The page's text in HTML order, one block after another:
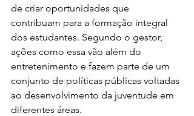
de criar oportunidades que
contribuam para a formação integral
dos estudantes. Segundo o gestor,
ações como essa vão além do
entretenimento e fazem parte de um
conjunto de políticas públicas voltadas
ao desenvolvimento da juventude em
diferentes áreas.